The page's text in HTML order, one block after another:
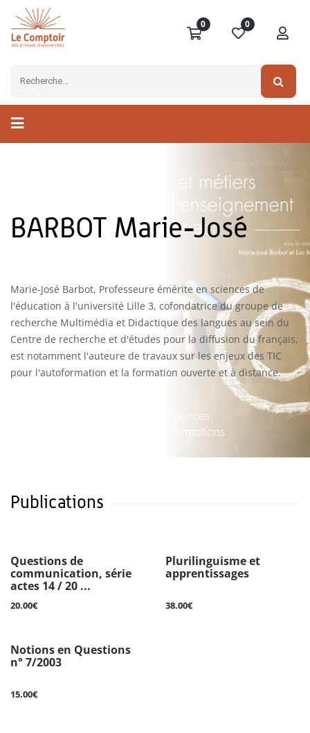
0 0
BARBOT Marie-José
Marie-José Barbot, Professeure émérite en sciences de
l'éducation à l'université Lille 3, cofondatrice du groupe de
recherche Multimédia et Didactique des langues au sein du
Centre de recherche et d'études pour la diffusion du français,
est notamment l'auteure de travaux sur les enjeux des TIC
pour l'autoformation et la formation ouverte et à distance.
Publications
Questions de
communication, série
actes 14 / 20 ...
20.00€
Plurilinguisme et
apprentissages
38.00€
Notions en Questions
n° 7/2003
15.00€